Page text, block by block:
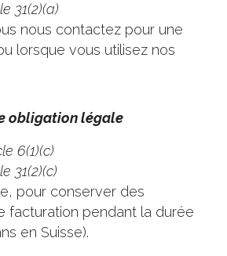
31(2)(a)
nous contactez pour une
lorsque vous utilisez nos
obligation légale
6(1)(c)
31(2)(c)
pour conserver des
facturation pendant la durée
en Suisse).